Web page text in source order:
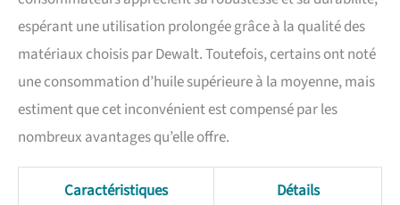
espérant une utilisation prolongée grâce à la qualité des
matériaux choisis par Dewalt. Toutefois, certains ont noté
une consommation d’huile supérieure à la moyenne, mais
estiment que cet inconvénient est compensé par les
nombreux avantages qu’elle offre.
Caractéristiques Détails